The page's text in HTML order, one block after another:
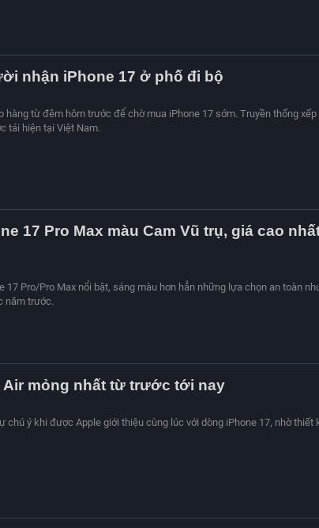
nhận iPhone 17 ở phố đi bộ
hàng từ đêm hôm trước để chờ mua iPhone 17 sớm. Truyền thống xếp
tái hiện tại Việt Nam.
17 Pro Max màu Cam Vũ trụ, giá cao
17 Pro/Pro Max nổi bật, sáng màu hơn hẳn những lựa chọn an toàn
năm trước.
Air mỏng nhất từ trước tới nay
chú ý khi được Apple giới thiệu cùng lúc với dòng iPhone 17, nhờ thiết